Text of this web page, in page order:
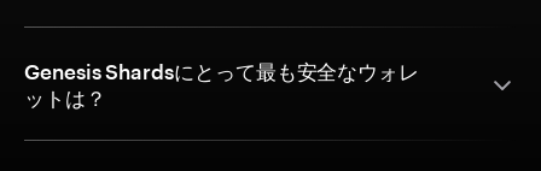
Genesis Shardsにとって最も安全なウォレ
ットは？